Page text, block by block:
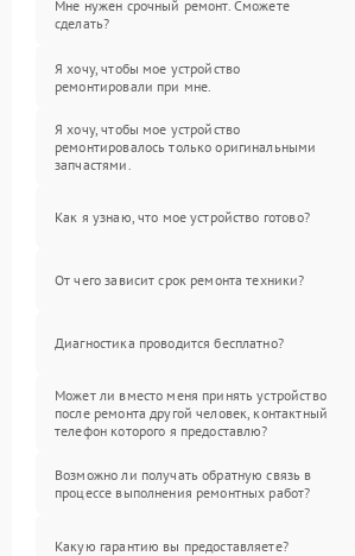
Мне нужен срочный ремонт. Сможете
сделать?
Я хочу, чтобы мое устройство
ремонтировали при мне.
Я хочу, чтобы мое устройство
ремонтировалось только оригинальными
запчастями.
Как я узнаю, что мое устройство готово?
От чего зависит срок ремонта техники?
Диагностика проводится бесплатно?
Может ли вместо меня принять устройство
после ремонта другой человек, контактный
телефон которого я предоставлю?
Возможно ли получать обратную связь в
процессе выполнения ремонтных работ?
Какую гарантию вы предоставляете?